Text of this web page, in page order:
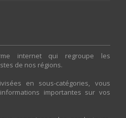
internet qui regroupe les
de nos régions.
en sous-catégories, vous
importantes sur vos